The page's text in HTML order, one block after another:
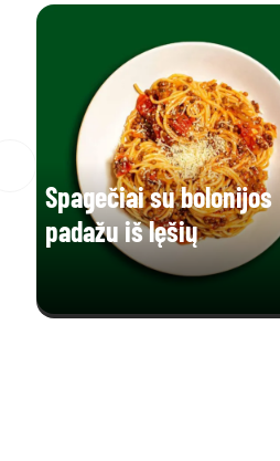
Spagečiai su bolonijos
padažu iš lęšių